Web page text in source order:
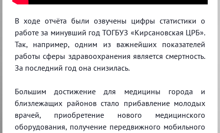
В ходе отчёта были озвучены цифры статистики о
работе за минувший год ТОГБУЗ «Кирсановская ЦРБ».
Так, например, одним из важнейших показателей
работы сферы здравоохранения является смертность.
За последний год она снизилась.
Большим достижение для медицины города и
близлежащих районов стало прибавление молодых
врачей, приобретение нового медицинского
оборудования, получение передвижного мобильного